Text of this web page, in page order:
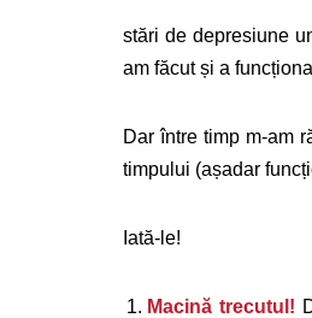
stări de depresiune
am făcut și a
Dar între timp m-am
timpului (așadar
Iată-le!
Macină trecutul!